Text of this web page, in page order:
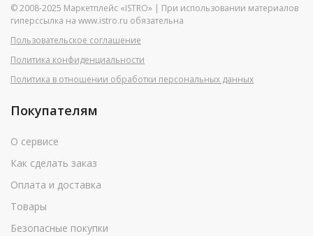
© 2008-2025 Маркетплейс «ISTRO» | При использовании материалов
гиперссылка на www.istro.ru обязательна
Пользовательское соглашение
Политика конфиденциальности
Политика в отношении обработки персональных данных
Покупателям
О сервисе
Как сделать заказ
Оплата и доставка
Товары
Безопасные покупки